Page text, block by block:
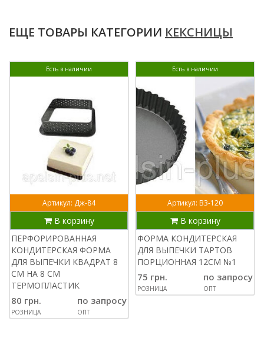
ЕЩЕ ТОВАРЫ КАТЕГОРИИ КЕКСНИЦЫ
Есть в наличии
Артикул: Дж-84
В корзину
ПЕРФОРИРОВАННАЯ
КОНДИТЕРСКАЯ ФОРМА
ДЛЯ ВЫПЕЧКИ КВАДРАТ 8
СМ НА 8 СМ
ТЕРМОПЛАСТИК
80 грн.
РОЗНИЦА
по запросу
ОПТ
Есть в наличии
Артикул: В3-120
В корзину
ФОРМА КОНДИТЕРСКАЯ
ДЛЯ ВЫПЕЧКИ ТАРТОВ
ПОРЦИОННАЯ 12СМ №1
75 грн.
РОЗНИЦА
по запросу
ОПТ